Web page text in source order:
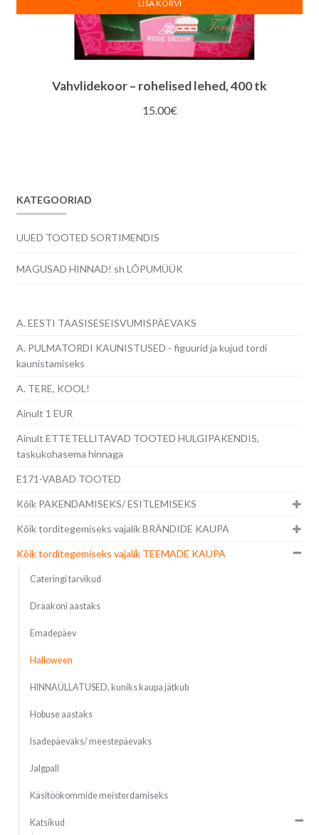
Vahvlidekoor – rohelised lehed, 400 tk
15.00€
LISA KORVI
KATEGOORIAD
UUED TOOTED SORTIMENDIS
MAGUSAD HINNAD! sh LÕPUMÜÜK
A. EESTI TAASISESEISVUMISPÄEVAKS
A. PULMATORDI KAUNISTUSED - figuurid ja kujud tordi
kaunistamiseks
A. TERE, KOOL!
Ainult 1 EUR
Ainult ETTETELLITAVAD TOOTED HULGIPAKENDIS,
taskukohasema hinnaga
E171-VABAD TOOTED
Kõik PAKENDAMISEKS/ ESITLEMISEKS
Kõik torditegemiseks vajalik BRÄNDIDE KAUPA
Kõik torditegemiseks vajalik TEEMADE KAUPA
Cateringi tarvikud
Draakoni aastaks
Emadepäev
Halloween
HINNAÜLLATUSED, kuniks kaupa jätkub
Hobuse aastaks
Isadepäevaks/ meestepäevaks
Jalgpall
Käsitöökommide meisterdamiseks
Katsikud